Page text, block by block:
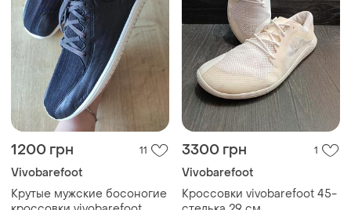
1200 грн 11
Vivobarefoot
Крутые мужские босоногие
3300 грн 1
Vivobarefoot
Кроссовки vivobarefoot 45-